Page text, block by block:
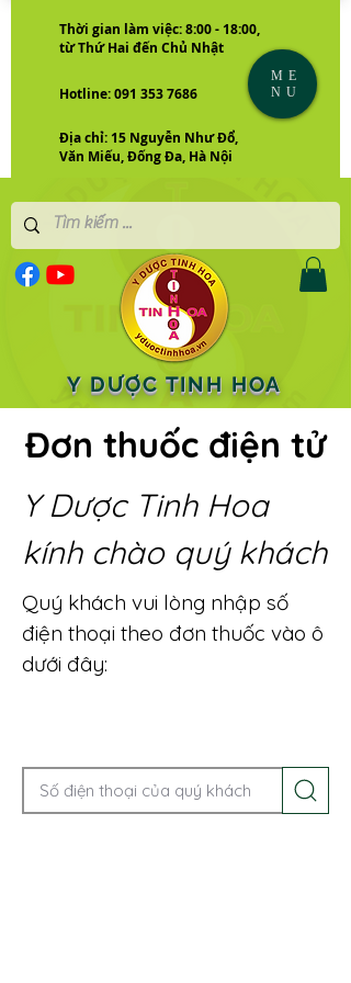
Thời gian làm việc: 8:00 - 18:00,
từ Thứ Hai đến Chủ Nhật
Hotline: 091 353 7686
Địa chỉ: 15 Nguyễn Như Đổ,
Văn Miếu, Đống Đa, Hà Nội
Y DƯỢC TINH HOA
ME
NU
Đơn thuốc điện tử
Y Dược Tinh Hoa
kính chào quý khách
Quý khách vui lòng nhập số
điện thoại theo đơn thuốc vào ô
dưới đây: